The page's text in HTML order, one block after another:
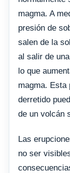
magma. A
presión de
salen de la
al salir de
lo que
magma. Esta
derretido
de un volcán
Las
no ser